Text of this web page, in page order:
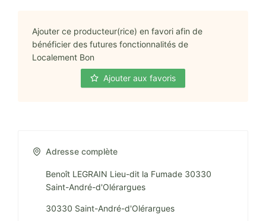
Ajouter ce producteur(rice) en favori afin de
bénéficier des futures fonctionnalités de
Localement Bon
Ajouter aux favoris
Adresse complète
Benoît LEGRAIN Lieu-dit la Fumade 30330
Saint-André-d'Olérargues
30330 Saint-André-d'Olérargues